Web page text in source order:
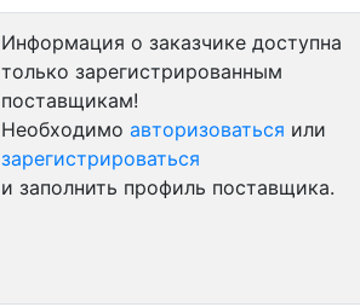
Информация о заказчике доступна
только зарегистрированным
поставщикам!
Необходимо авторизоваться или
зарегистрироваться
и заполнить профиль поставщика.